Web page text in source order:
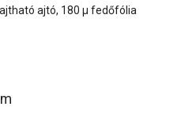
ajtó, 180 µ fedőfólia